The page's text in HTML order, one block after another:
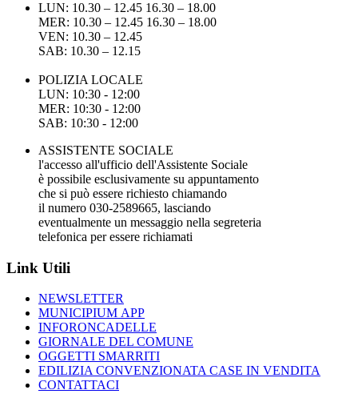
LUN: 10.30 – 12.45 16.30 – 18.00
MER: 10.30 – 12.45 16.30 – 18.00
VEN: 10.30 – 12.45
SAB: 10.30 – 12.15
POLIZIA LOCALE
LUN: 10:30 - 12:00
MER: 10:30 - 12:00
SAB: 10:30 - 12:00
ASSISTENTE SOCIALE
l'accesso all'ufficio dell'Assistente Sociale
è possibile esclusivamente su appuntamento
che si può essere richiesto chiamando
il numero 030-2589665, lasciando
eventualmente un messaggio nella segreteria
telefonica per essere richiamati
Link Utili
NEWSLETTER
MUNICIPIUM APP
INFORONCADELLE
GIORNALE DEL COMUNE
OGGETTI SMARRITI
EDILIZIA CONVENZIONATA CASE IN VENDITA
CONTATTACI